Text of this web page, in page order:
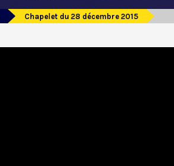
Chapelet du 28 décembre 2015